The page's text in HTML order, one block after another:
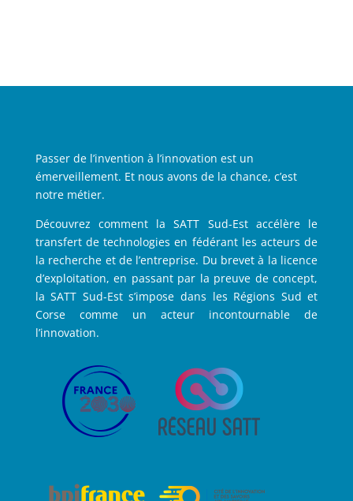
Passer de l’invention à l’innovation est un
émerveillement. Et nous avons de la chance, c’est
notre métier.
Découvrez comment la SATT Sud-Est accélère le
transfert de technologies en fédérant les acteurs de
la recherche et de l’entreprise. Du brevet à la licence
d’exploitation, en passant par la preuve de concept,
la SATT Sud-Est s’impose dans les Régions Sud et
Corse comme un acteur incontournable de
l’innovation.